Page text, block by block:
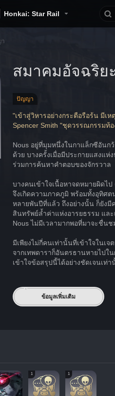
Honkai: Star Rail
สมาคมอัจฉริ
ปัญญา
"เข้าสู่วิหารอย่างกระตือรือร้น มีเ
Spencer Smith "ชุดวรรณกรรมท้
Nous อยู่ที่มุมหนึ่งในกาแล็กซีอันก
ด้วย บางครั้งเมื่อมีประกายแสงแ
ร่วมการค้นหาคำตอบของจักรวาล
บางคนเข้าใจเนื้อหาจดหมายผิดไ
จึงเกิดความภาคภูมิ พร้อมทั้งอุทิศ
หลายพันปีที่แล้ว ถึงอย่างนั้น ก็ยัง
สินทรัพย์ล้ำค่าแห่งอารยธรรม แล
Nous ไม่มีเวลามากพอที่มาจะชื่น
มีเพียงไม่กี่คนเท่านั้นที่เข้าใจในเ
จากเทพดาราก็อันตรธานหายไปใ
เข้าใจข้อสรุปนี้ได้อย่างชัดเจนเท่
ข้อมูลเพิ่มเติม
1 1